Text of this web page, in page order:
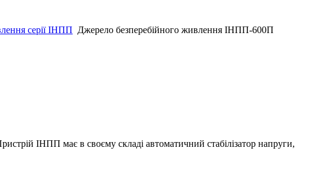
серії ІНПП Джерело безперебійного живлення ІНПП-600П
ІНПП має в своєму складі автоматичний стабілізатор напруги,